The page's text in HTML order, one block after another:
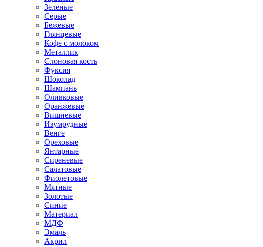
Зеленые
Серые
Бежевые
Глянцевые
Кофе с молоком
Металлик
Слоновая кость
Фуксия
Шоколад
Шампань
Оливковые
Оранжевые
Вишневые
Изумрудные
Венге
Ореховые
Янтарные
Сиреневые
Салатовые
Фиолетовые
Мятные
Золотые
Синие
Материал
МДФ
Эмаль
Акрил